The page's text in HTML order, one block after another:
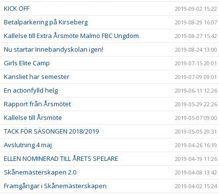
KICK OFF 2019-09-02 15:22
Betalparkering på Kirseberg 2019-08-29 16:07
Kallelse till Extra Årsmöte Malmö FBC Ungdom 2019-08-27 15:42
Nu startar Innebandyskolan igen! 2019-08-24 13:00
Girls Elite Camp 2019-07-15 20:01
Kansliet har semester 2019-07-09 09:01
En actionfylld helg 2019-06-11 12:26
Rapport från Årsmötet 2019-05-29 22:26
Kallelse till Årsmöte 2019-05-07 09:00
TACK FÖR SÄSONGEN 2018/2019 2019-05-05 20:31
Avslutning 4 maj 2019-04-26 16:19
ELLEN NOMINERAD TILL ÅRETS SPELARE 2019-04-19 11:26
Skånemästerskapen 2.0 2019-04-08 13:42
Framgångar i Skånemästerskapen 2019-04-02 15:24